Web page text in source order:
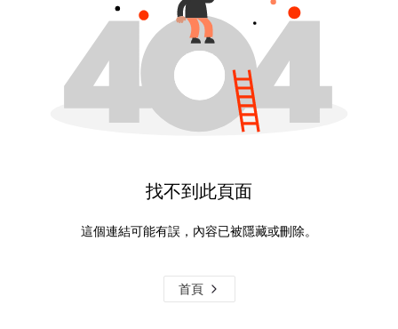
找不到此頁面
這個連結可能有誤，內容已被隱藏或刪除。
首頁